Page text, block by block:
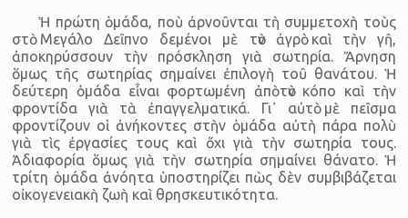
Ἡ πρώτη ὁμάδα, ποὺ ἀρνοῦνται τὴ συμμετοχὴ τοὺς
στὸ Μεγάλο Δεῖπνο δεμένοι μὲ τὸν ἀγρὸ καὶ τὴν γῆ,
ἀποκηρύσσουν τὴν πρόσκληση γιὰ σωτηρία. Ἄρνηση
ὅμως τῆς σωτηρίας σημαίνει ἐπιλογὴ τοῦ θανάτου. Ἡ
δεύτερη ὁμάδα εἶναι φορτωμένη ἀπὸ τὸν κόπο καὶ τὴν
φροντίδα γιὰ τὰ ἐπαγγελματικά. Γι᾿ αὐτὸ μὲ πεῖσμα
φροντίζουν οἱ ἀνήκοντες στὴν ὁμάδα αὐτὴ πάρα πολὺ
γιὰ τὶς ἐργασίες τους καὶ ὄχι γιὰ τὴν σωτηρία τους.
Ἀδιαφορία ὅμως γιὰ τὴν σωτηρία σημαίνει θάνατο. Ἡ
τρίτη ὁμάδα ἀνόητα ὑποστηρίζει πὼς δὲν συμβιβάζεται
οἰκογενειακὴ ζωὴ καὶ θρησκευτικότητα.